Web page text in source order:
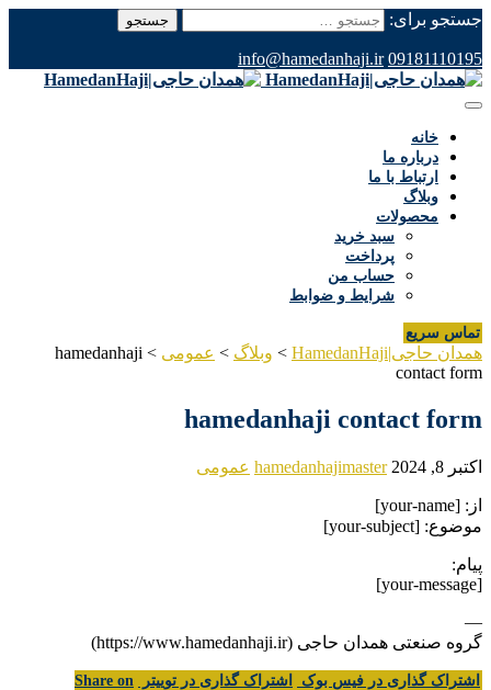
جستجو برای:
09181110195
info@hamedanhaji.ir
خانه
درباره ما
ارتباط با ما
وبلاگ
محصولات
سبد خرید
پرداخت
حساب من
شرایط و ضوابط
تماس سریع
همدان حاجی|HamedanHaji > وبلاگ > عمومی >
hamedanhaji
contact form
hamedanhaji contact form
اکتبر 8, 2024 hamedanhajimaster عمومی
از: [your-name]
موضوع: [your-subject]
پیام:
[your-message]
—
گروه صنعتی همدان حاجی (https://www.hamedanhaji.ir)
اشتراک گذاری در فیس بوک اشتراک گذاری در توییتر
Share on